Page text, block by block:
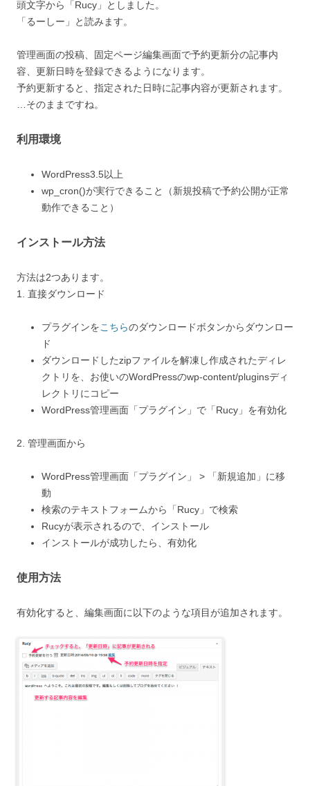
頭文字から「Rucy」としました。
「るーしー」と読みます。
管理画面の投稿、固定ページ編集画面で予約更新分の記事内
容、更新日時を登録できるようになります。
予約更新すると、指定された日時に記事内容が更新されます。
…そのままですね。
利用環境
WordPress3.5以上
wp_cron()が実行できること（新規投稿で予約公開が正常
動作できること）
インストール方法
方法は2つあります。
1. 直接ダウンロード
プラグインをこちらのダウンロードボタンからダウンロー
ド
ダウンロードしたzipファイルを解凍し作成されたディレ
クトリを、お使いのWordPressのwp-content/pluginsディ
レクトリにコピー
WordPress管理画面「プラグイン」で「Rucy」を有効化
2. 管理画面から
WordPress管理画面「プラグイン」 > 「新規追加」に移
動
検索のテキストフォームから「Rucy」で検索
Rucyが表示されるので、インストール
インストールが成功したら、有効化
使用方法
有効化すると、編集画面に以下のような項目が追加されます。